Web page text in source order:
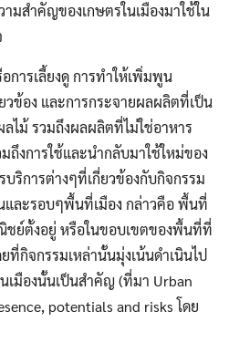
มสำคัญของเกษตรในเมืองมาใช้ใน
การเลี้ยงดู การทำให้เพิ่มพูน
วข้อง และการกระจายผลผลิตที่เป็น
ไม้ รวมถึงผลผลิตที่ไม่ใช่อาหาร
งการใช้และนำกลับมาใช้ใหม่ของ
ริการต่างๆที่เกี่ยวข้องกับกิจกรรม
และรอบๆพื้นที่เมือง กล่าวคือ พื้นที่
ย์ตั้งอยู่ หรือในขอบเขตของพื้นที่ที่
กิจกรรมเหล่านั้นมุ่งเน้นดำเนินไป
เมืองนั้นเป็นสำคัญ (ที่มา Urban
potentials and risks โดย